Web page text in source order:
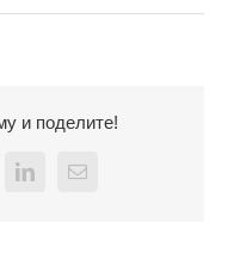
и поделите!
LinkedInEmail